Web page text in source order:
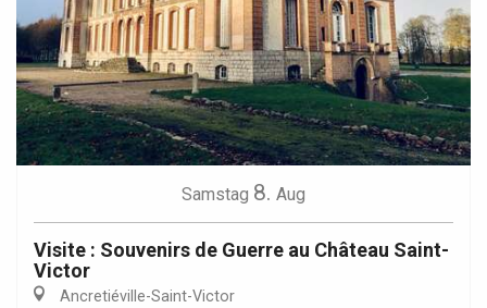
Samstag 8. Aug
Visite : Souvenirs de Guerre au Château Saint-
Victor
Ancretiéville-Saint-Victor